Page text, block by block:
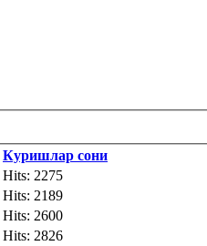
Куришлар сони
Hits: 2275
Hits: 2189
Hits: 2600
Hits: 2826